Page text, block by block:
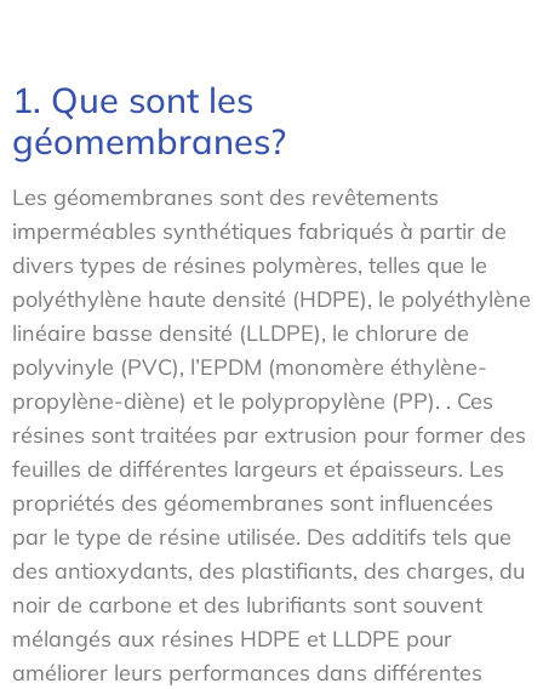
1. Que sont les
géomembranes?
Les géomembranes sont des revêtements
imperméables synthétiques fabriqués à partir de
divers types de résines polymères, telles que le
polyéthylène haute densité (HDPE), le polyéthylène
linéaire basse densité (LLDPE), le chlorure de
polyvinyle (PVC), l’EPDM (monomère éthylène-
propylène-diène) et le polypropylène (PP). . Ces
résines sont traitées par extrusion pour former des
feuilles de différentes largeurs et épaisseurs. Les
propriétés des géomembranes sont influencées
par le type de résine utilisée. Des additifs tels que
des antioxydants, des plastifiants, des charges, du
noir de carbone et des lubrifiants sont souvent
mélangés aux résines HDPE et LLDPE pour
améliorer leurs performances dans différentes